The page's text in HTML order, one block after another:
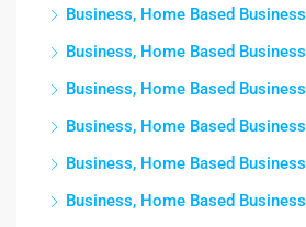
Business, Home Based Business
Business, Home Based Business
Business, Home Based Business
Business, Home Based Business
Business, Home Based Business
Business, Home Based Business